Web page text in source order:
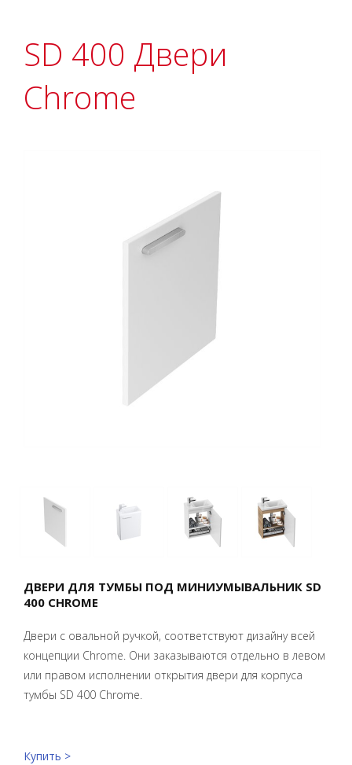
SD 400 Двери
Chrome
ДВЕРИ ДЛЯ ТУМБЫ ПОД МИНИУМЫВАЛЬНИК SD
400 CHROME
Двери с овальной ручкой, соответствуют дизайну всей
концепции Chrome. Они заказываются отдельно в левом
или правом исполнении открытия двери для корпуса
тумбы SD 400 Chrome.
Купить >